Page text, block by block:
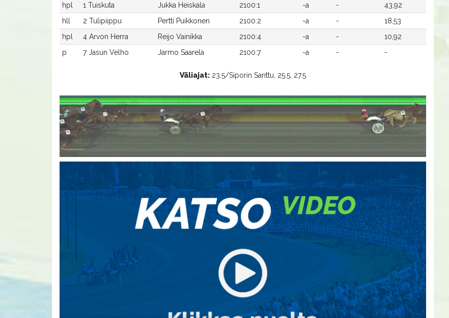
hpl
1 Tuiskuta Jukka Heiskala 2100:1 -a -
43,92
hll
2 Tulipiippu Pertti Puikkonen 2100:2 -a -
18,53
hpl
4 Arvon Herra Reijo Vainikka 2100:4 -a -
10,92
p
7 Jasun Velho Jarmo Saarela 2100:7 -a - -
Väliajat: 23.5/Siporin Santtu, 25.5, 27.5